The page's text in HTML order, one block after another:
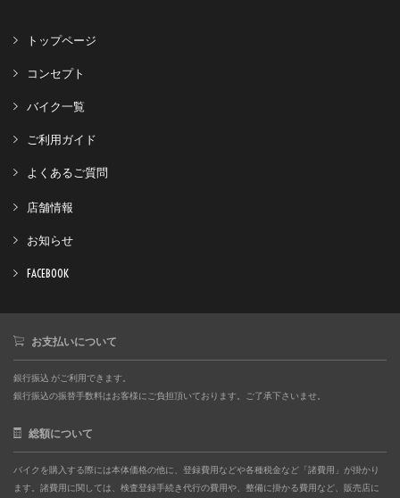
トップページ
コンセプト
バイク一覧
ご利用ガイド
よくあるご質問
店舗情報
お知らせ
FACEBOOK
お支払いについて
銀行振込 がご利用できます。
銀行振込の振替手数料はお客様にご負担頂いております。ご了承下さいませ。
総額について
バイクを購入する際には本体価格の他に、登録費用などや各種税金など「諸費用」が掛かり
ます。諸費用に関しては、検査登録手続き代行の費用や、整備に掛かる費用など、販売店に